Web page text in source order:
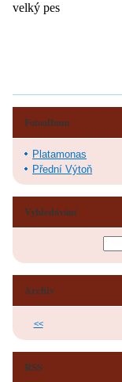
velký pes :
Fotoalbum
Platamonas
Přední Výtoň
Vyhledávání
Archiv
<<
RSS